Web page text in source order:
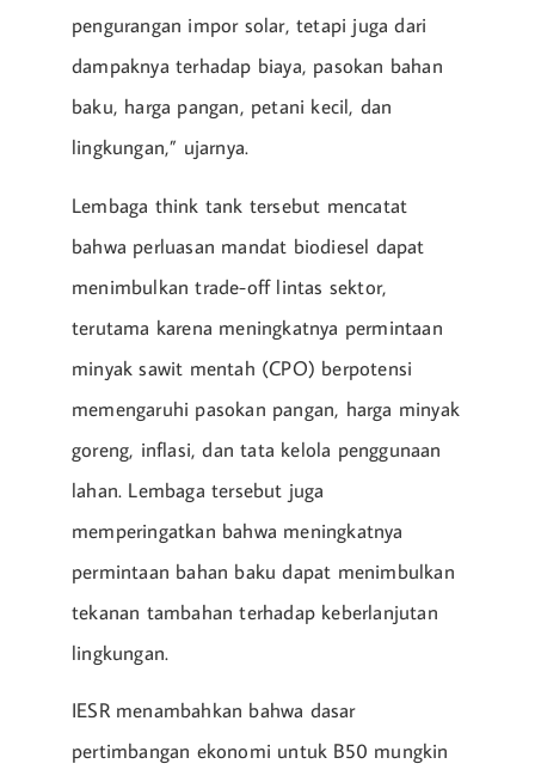
pengurangan impor solar, tetapi juga dari
dampaknya terhadap biaya, pasokan bahan
baku, harga pangan, petani kecil, dan
lingkungan,” ujarnya.
Lembaga think tank tersebut mencatat
bahwa perluasan mandat biodiesel dapat
menimbulkan trade-off lintas sektor,
terutama karena meningkatnya permintaan
minyak sawit mentah (CPO) berpotensi
memengaruhi pasokan pangan, harga minyak
goreng, inflasi, dan tata kelola penggunaan
lahan. Lembaga tersebut juga
memperingatkan bahwa meningkatnya
permintaan bahan baku dapat menimbulkan
tekanan tambahan terhadap keberlanjutan
lingkungan.
IESR menambahkan bahwa dasar
pertimbangan ekonomi untuk B50 mungkin